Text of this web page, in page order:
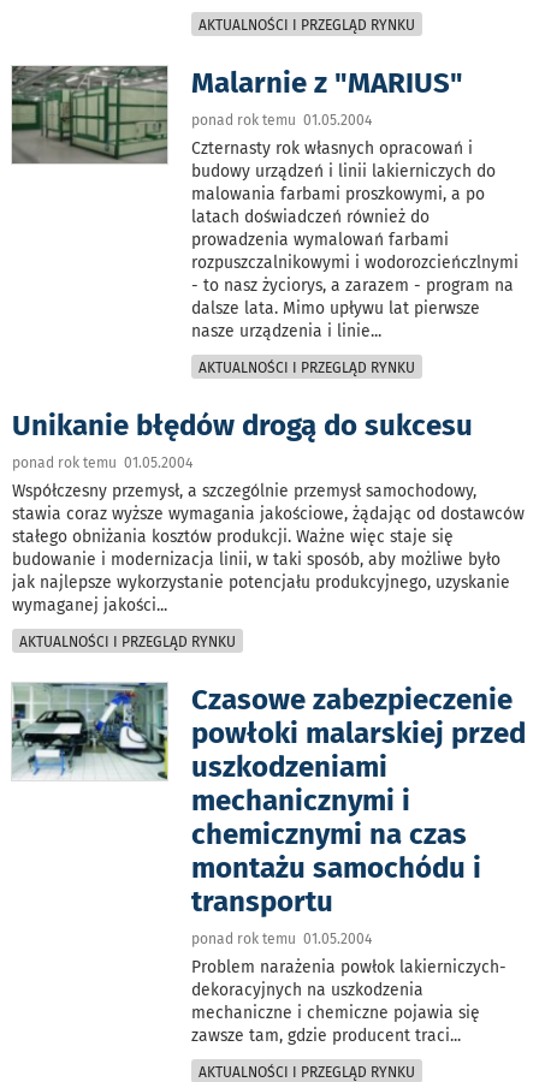
AKTUALNOŚCI I PRZEGLĄD RYNKU
Malarnie z "MARIUS"
ponad rok temu 01.05.2004
Czternasty rok własnych opracowań i
budowy urządzeń i linii lakierniczych do
malowania farbami proszkowymi, a po
latach doświadczeń również do
prowadzenia wymalowań farbami
rozpuszczalnikowymi i wodorozcieńczlnymi
- to nasz życiorys, a zarazem - program na
dalsze lata. Mimo upływu lat pierwsze
nasze urządzenia i linie...
AKTUALNOŚCI I PRZEGLĄD RYNKU
Unikanie błędów drogą do sukcesu
ponad rok temu 01.05.2004
Współczesny przemysł, a szczególnie przemysł samochodowy,
stawia coraz wyższe wymagania jakościowe, żądając od dostawców
stałego obniżania kosztów produkcji. Ważne więc staje się
budowanie i modernizacja linii, w taki sposób, aby możliwe było
jak najlepsze wykorzystanie potencjału produkcyjnego, uzyskanie
wymaganej jakości...
AKTUALNOŚCI I PRZEGLĄD RYNKU
Czasowe zabezpieczenie
powłoki malarskiej przed
uszkodzeniami
mechanicznymi i
chemicznymi na czas
montażu samochódu i
transportu
ponad rok temu 01.05.2004
Problem narażenia powłok lakierniczych-
dekoracyjnych na uszkodzenia
mechaniczne i chemiczne pojawia się
zawsze tam, gdzie producent traci...
AKTUALNOŚCI I PRZEGLĄD RYNKU